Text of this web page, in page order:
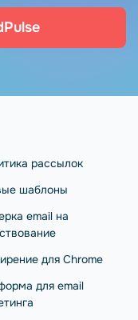
рассылок
шаблоны
email на
для Chrome
для email